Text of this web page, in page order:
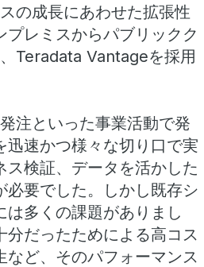
の成長にあわせた拡張性
レミスからパブリックク
Teradata Vantageを採用
注といった事業活動で発
速かつ様々な切り口で実
検証、データを活かした
要でした。しかし既存シ
多くの課題がありまし
だったためによる高コス
など、そのパフォーマンス